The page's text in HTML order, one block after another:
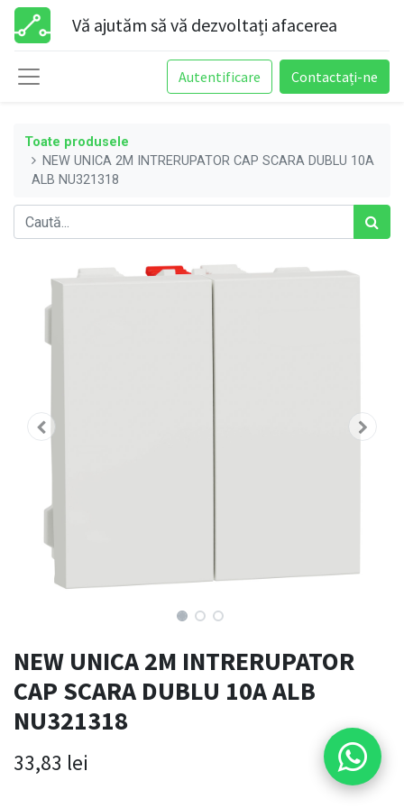
Vă ajutăm să vă dezvoltați afacerea
Autentificare Contactați-ne
Toate produsele
NEW UNICA 2M INTRERUPATOR CAP SCARA DUBLU 10A
ALB NU321318
NEW UNICA 2M INTRERUPATOR
CAP SCARA DUBLU 10A ALB
NU321318
33,83 lei